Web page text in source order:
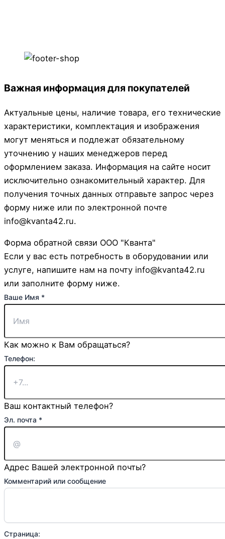
Важная информация для покупателей
Актуальные цены, наличие товара, его технические
характеристики, комплектация и изображения
могут меняться и подлежат обязательному
уточнению у наших менеджеров перед
оформлением заказа. Информация на сайте носит
исключительно ознакомительный характер. Для
получения точных данных отправьте запрос через
форму ниже или по электронной почте
info@kvanta42.ru.
Форма обратной связи ООО "Кванта"
Если у вас есть потребность в оборудовании или
услуге, напишите нам на почту info@kvanta42.ru
или заполните форму ниже.
почта
Страница:
Ваше Имя *
Как можно к Вам обращаться?
Телефон:
Ваш контактный телефон?
Эл. почта *
Адрес Вашей электронной почты?
Комментарий или сообщение
Страница: